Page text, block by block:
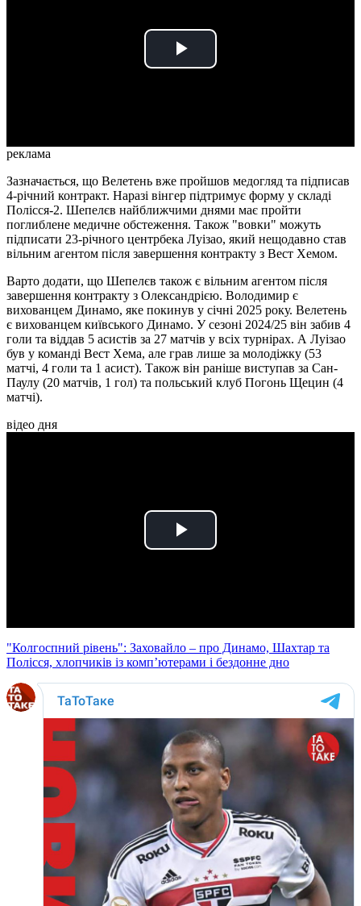
Play
реклама
Зазначається, що Велетень вже пройшов медогляд та підписав
4-річний контракт. Наразі вінгер підтримує форму у складі
Полісся-2. Шепелєв найближчими днями має пройти
поглиблене медичне обстеження. Також "вовки" можуть
підписати 23-річного центрбека Луізао, який нещодавно став
вільним агентом після завершення контракту з Вест Хемом.
Варто додати, що Шепелєв також є вільним агентом після
завершення контракту з Олександрією. Володимир є
вихованцем Динамо, яке покинув у січні 2025 року. Велетень
є вихованцем київського Динамо. У сезоні 2024/25 він забив 4
голи та віддав 5 асистів за 27 матчів у всіх турнірах. А Луізао
був у команді Вест Хема, але грав лише за молодіжку (53
матчі, 4 голи та 1 асист). Також він раніше виступав за Сан-
Паулу (20 матчів, 1 гол) та польський клуб Погонь Щецин (4
матчі).
відео дня
Play
"Колгоспний рівень": Заховайло – про Динамо, Шахтар та
Полісся, хлопчиків із комп’ютерами і бездонне дно